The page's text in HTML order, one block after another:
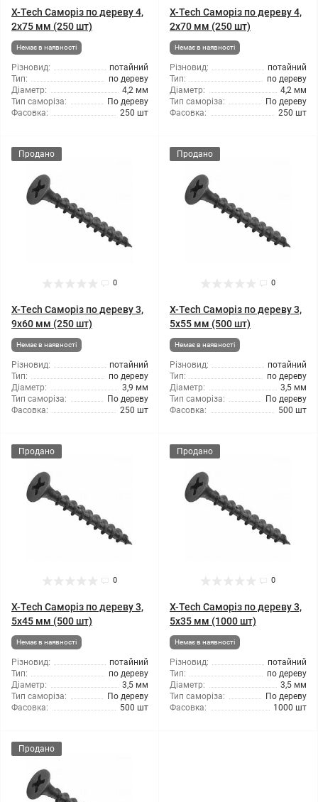
X-Tech Саморіз по дереву 4,
2x75 мм (250 шт)
Немає в наявності
Різновид:
потайний
Тип:
по дереву
Діаметр:
4,2 мм
Тип саморіза:
По дереву
Фасовка:
250 шт
X-Tech Саморіз по дереву 4,
2x70 мм (250 шт)
Немає в наявності
Різновид:
потайний
Тип:
по дереву
Діаметр:
4,2 мм
Тип саморіза:
По дереву
Фасовка:
250 шт
Продано
0
X-Tech Саморіз по дереву 3,
9x60 мм (250 шт)
Немає в наявності
Різновид:
потайний
Тип:
по дереву
Діаметр:
3,9 мм
Тип саморіза:
По дереву
Фасовка:
250 шт
Продано
0
X-Tech Саморіз по дереву 3,
5x55 мм (500 шт)
Немає в наявності
Різновид:
потайний
Тип:
по дереву
Діаметр:
3,5 мм
Тип саморіза:
По дереву
Фасовка:
500 шт
Продано
0
X-Tech Саморіз по дереву 3,
5x45 мм (500 шт)
Немає в наявності
Різновид:
потайний
Тип:
по дереву
Діаметр:
3,5 мм
Тип саморіза:
По дереву
Фасовка:
500 шт
Продано
0
X-Tech Саморіз по дереву 3,
5x35 мм (1000 шт)
Немає в наявності
Різновид:
потайний
Тип:
по дереву
Діаметр:
3,5 мм
Тип саморіза:
По дереву
Фасовка:
1000 шт
Продано